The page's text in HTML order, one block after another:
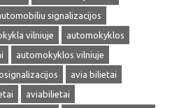
signalizacijos
vilniuje
automokyklos
automokyklos vilniuje
avia bilietai
aviabilietai